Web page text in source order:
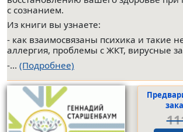
с сознанием.
Из книги вы узнаете:
- как взаимосвязаны психика и такие
аллергия, проблемы с ЖКТ, вирусные
-... (Подробнее)